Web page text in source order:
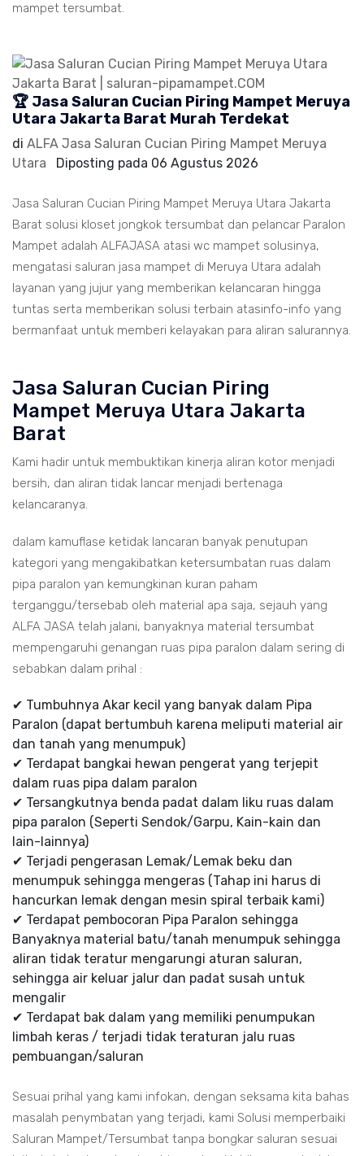
mampet tersumbat.
🏆 Jasa Saluran Cucian Piring Mampet Meruya
Utara Jakarta Barat Murah Terdekat
di ALFA Jasa Saluran Cucian Piring Mampet Meruya
Utara
Diposting pada 06 Agustus 2026
Jasa Saluran Cucian Piring Mampet Meruya Utara Jakarta
Barat solusi kloset jongkok tersumbat dan pelancar Paralon
Mampet adalah ALFAJASA atasi wc mampet solusinya,
mengatasi saluran jasa mampet di Meruya Utara adalah
layanan yang jujur yang memberikan kelancaran hingga
tuntas serta memberikan solusi terbain atasinfo-info yang
bermanfaat untuk memberi kelayakan para aliran salurannya.
Jasa Saluran Cucian Piring
Mampet Meruya Utara Jakarta
Barat
Kami hadir untuk membuktikan kinerja aliran kotor menjadi
bersih, dan aliran tidak lancar menjadi bertenaga
kelancaranya.
dalam kamuflase ketidak lancaran banyak penutupan
kategori yang mengakibatkan ketersumbatan ruas dalam
pipa paralon yan kemungkinan kuran paham
terganggu/tersebab oleh material apa saja, sejauh yang
ALFA JASA telah jalani, banyaknya material tersumbat
mempengaruhi genangan ruas pipa paralon dalam sering di
sebabkan dalam prihal :
✔ Tumbuhnya Akar kecil yang banyak dalam Pipa
Paralon (dapat bertumbuh karena meliputi material air
dan tanah yang menumpuk)
✔ Terdapat bangkai hewan pengerat yang terjepit
dalam ruas pipa dalam paralon
✔ Tersangkutnya benda padat dalam liku ruas dalam
pipa paralon (Seperti Sendok/Garpu, Kain-kain dan
lain-lainnya)
✔ Terjadi pengerasan Lemak/Lemak beku dan
menumpuk sehingga mengeras (Tahap ini harus di
hancurkan lemak dengan mesin spiral terbaik kami)
✔ Terdapat pembocoran Pipa Paralon sehingga
Banyaknya material batu/tanah menumpuk sehingga
aliran tidak teratur mengarungi aturan saluran,
sehingga air keluar jalur dan padat susah untuk
mengalir
✔ Terdapat bak dalam yang memiliki penumpukan
limbah keras / terjadi tidak teraturan jalu ruas
pembuangan/saluran
Sesuai prihal yang kami infokan, dengan seksama kita bahas
masalah penymbatan yang terjadi, kami Solusi memperbaiki
Saluran Mampet/Tersumbat tanpa bongkar saluran sesuai